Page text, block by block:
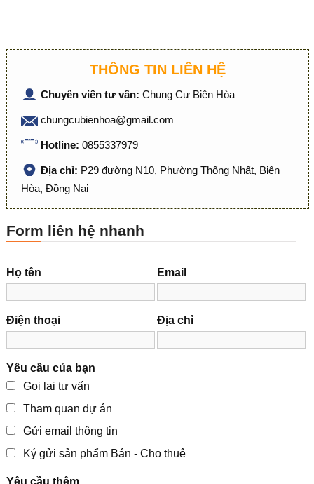
THÔNG TIN LIÊN HỆ
Chuyên viên tư vấn: Chung Cư Biên Hòa
chungcubienhoa@gmail.com
Hotline: 0855337979
Địa chỉ: P29 đường N10, Phường Thống Nhất, Biên
Hòa, Đồng Nai
Form liên hệ nhanh
Họ tên Email
Điện thoại Địa chỉ
Yêu cầu của bạn
Gọi lại tư vấn
Tham quan dự án
Gửi email thông tin
Ký gửi sản phẩm Bán - Cho thuê
Yêu cầu thêm